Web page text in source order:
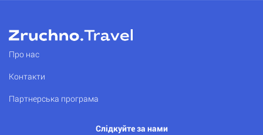
Про нас
Контакти
Партнерська програма
Слідкуйте за нами